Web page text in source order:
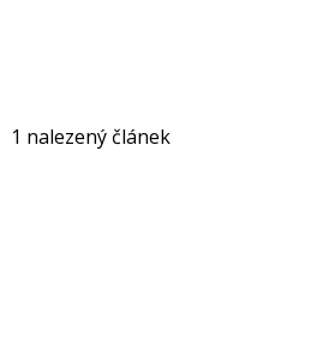
1 nalezený článek